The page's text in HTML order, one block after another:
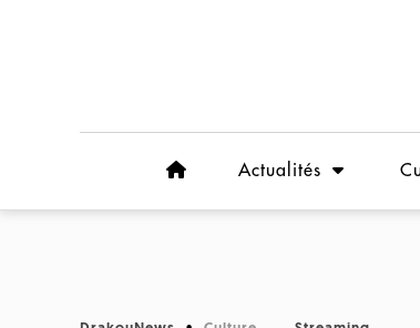
Actualités